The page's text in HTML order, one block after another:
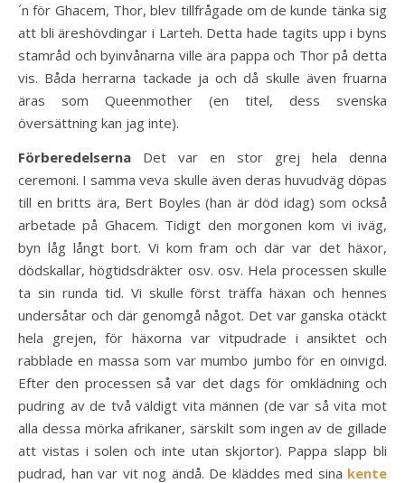
´n för Ghacem, Thor, blev tillfrågade om de kunde tänka sig
att bli äreshövdingar i Larteh. Detta hade tagits upp i byns
stamråd och byinvånarna ville ära pappa och Thor på detta
vis. Båda herrarna tackade ja och då skulle även fruarna
äras som Queenmother (en titel, dess svenska
översättning kan jag inte).
Förberedelserna Det var en stor grej hela denna
ceremoni. I samma veva skulle även deras huvudväg döpas
till en britts ära, Bert Boyles (han är död idag) som också
arbetade på Ghacem. Tidigt den morgonen kom vi iväg,
byn låg långt bort. Vi kom fram och där var det häxor,
dödskallar, högtidsdräkter osv. osv. Hela processen skulle
ta sin runda tid. Vi skulle först träffa häxan och hennes
undersåtar och där genomgå något. Det var ganska otäckt
hela grejen, för häxorna var vitpudrade i ansiktet och
rabblade en massa som var mumbo jumbo för en oinvigd.
Efter den processen så var det dags för omklädning och
pudring av de två väldigt vita männen (de var så vita mot
alla dessa mörka afrikaner, särskilt som ingen av de gillade
att vistas i solen och inte utan skjortor). Pappa slapp bli
pudrad, han var vit nog ändå. De kläddes med sina kente